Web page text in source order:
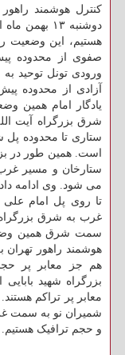
کنترل هوشمند
دوشنبه ۱۳
هستیم، این وضعیت
ورودی تونل توحید
آزادی از محدوده
یادگار امام همین
شرق بزرگراه آیت
ستاری تا محدوده پل
است. همین طور در
ستارخان و مسیر
می شود. وی ادامه
تا روی پل امام
غرب به شرق
سمت شرق همین
هوشمند راهور تهران
هم جز معابر پر
بزرگراه شهید
معابر پر تراکم
شمیران نو به سمت
و حجم ترافیک هستیم.